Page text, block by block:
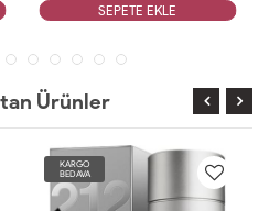
SEPETE EKLE
Ürünler
KARGO
BEDAVA